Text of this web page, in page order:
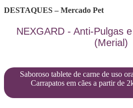
DESTAQUES – Mercado Pet
NEXGARD - Anti-Pulgas
(Merial)
Saboroso tablete de carne de uso
Carrapatos em cães a partir de